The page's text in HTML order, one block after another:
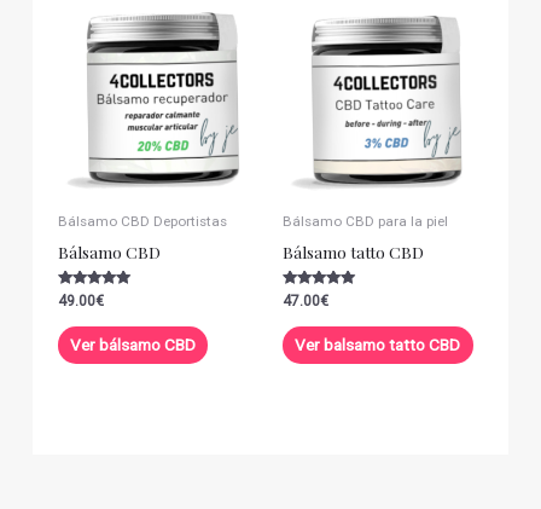
Bálsamo CBD Deportistas
Bálsamo CBD
Valorado con
de 5
49.00€
Ver bálsamo CBD
Bálsamo CBD para la piel
Bálsamo tatto CBD
Valorado con
de 5
47.00€
Ver balsamo tatto CBD